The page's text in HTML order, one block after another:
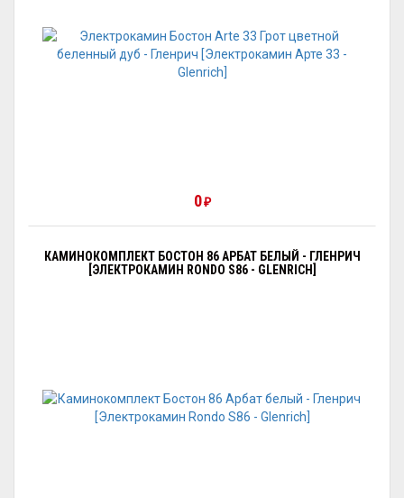
0₽
КАМИНОКОМПЛЕКТ БОСТОН 86 АРБАТ БЕЛЫЙ - ГЛЕНРИЧ
[ЭЛЕКТРОКАМИН RONDO S86 - GLENRICH]